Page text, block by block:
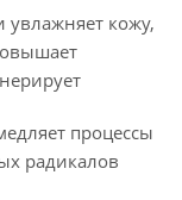
увлажняет кожу,
процессы
радикалов